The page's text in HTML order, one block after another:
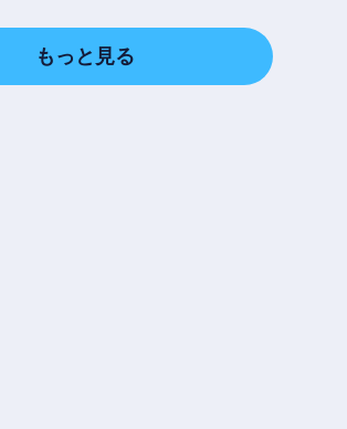
もっと見る